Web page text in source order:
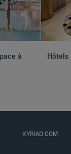
à
Hôtels
KYRIAD.COM